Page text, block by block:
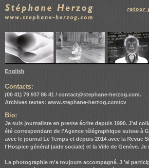
English
Contacts:
(00 41) 79 937 86 41 / contact@stephane-herzog.com.
Archives textes: www.stephane-herzog.com/cv
Bio:
Je suis journaliste en presse écrite depuis 1990. J'ai
été correspondant de l'Agence télégraphique suisse à
avec le journal Le Temps et depuis 2014 avec la
l'Hospice général (aide sociale) et la Ville de Genève.
La photographie m'a toujours accompagné. J ’ai